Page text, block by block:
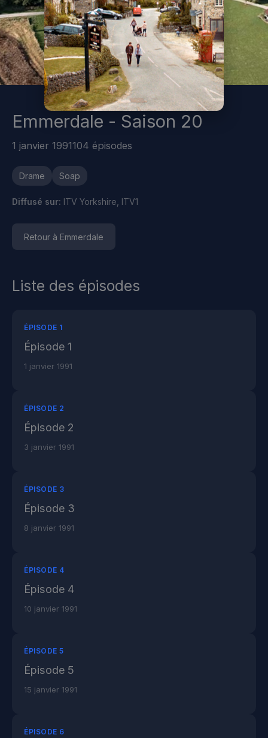
Emmerdale - Saison 20
1 janvier 1991104 épisodes
Drame Soap
Diffusé sur: ITV Yorkshire, ITV1
Retour à Emmerdale
Liste des épisodes
ÉPISODE 1
Épisode 1
1 janvier 1991
ÉPISODE 2
Épisode 2
3 janvier 1991
ÉPISODE 3
Épisode 3
8 janvier 1991
ÉPISODE 4
Épisode 4
10 janvier 1991
ÉPISODE 5
Épisode 5
15 janvier 1991
ÉPISODE 6